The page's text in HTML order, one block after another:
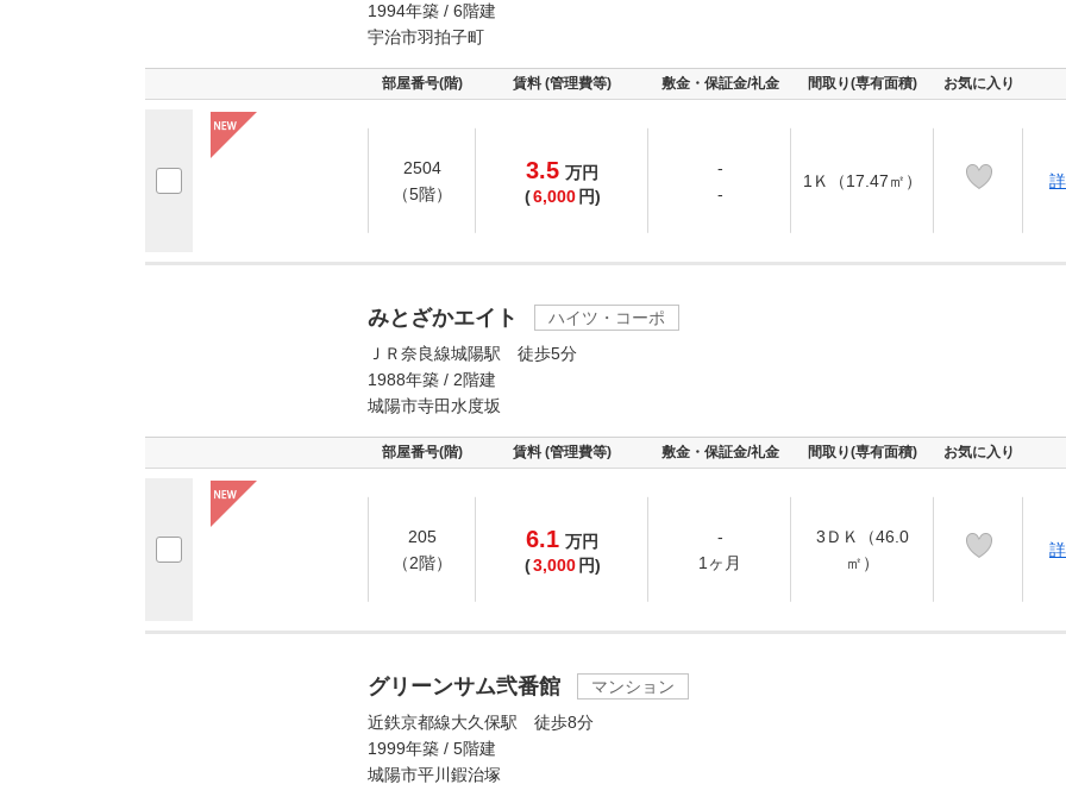
1994年築 / 6階建
宇治市羽拍子町
部屋番号(階) 賃料 (管理費等) 敷金・保証金/礼金 間取り(専有面積) お気に入り
2504
（5階）
3.5 万円
(6,000 円)
-
-
1Ｋ（17.47㎡）
みとざかエイト
ハイツ・コーポ
ＪＲ奈良線城陽駅 徒歩5分
1988年築 / 2階建
城陽市寺田水度坂
部屋番号(階) 賃料 (管理費等) 敷金・保証金/礼金 間取り(専有面積) お気に入り
205
（2階）
6.1 万円
(3,000 円)
-
1ヶ月
3ＤＫ（46.0
㎡）
グリーンサム弐番館
マンション
近鉄京都線大久保駅 徒歩8分
1999年築 / 5階建
城陽市平川鍜治塚